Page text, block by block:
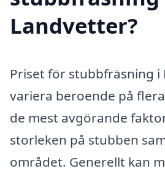
Landvetter?
Priset för stubbfräsning i
variera beroende på
de mest avgörande
storleken på stubben
området. Generellt kan